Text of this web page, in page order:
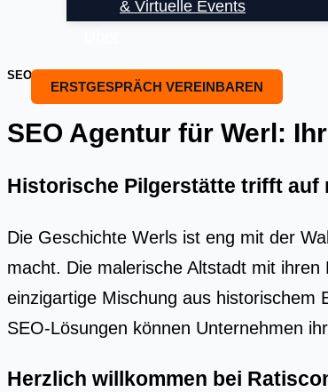
& Virtuelle Events
ERSTGESPRÄCH VEREINBAREN
SEO OPTIMIERUNG UND SEO BEARTUNG
SEO Agentur für Werl:
Historische Pilgerstätte trifft auf
Die Geschichte Werls ist eng mit der
macht. Die malerische Altstadt mit
einzigartige Mischung aus historischem
SEO-Lösungen können Unternehmen
Herzlich willkommen bei